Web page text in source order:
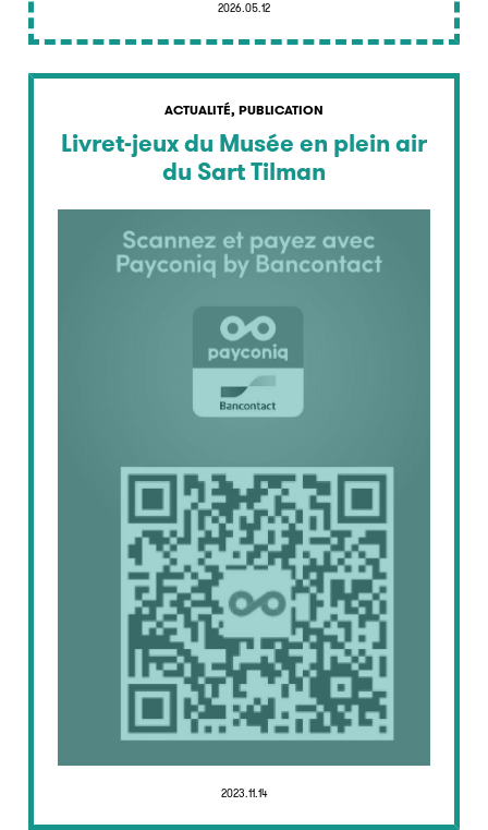
2026.05.12
ACTUALITÉ, PUBLICATION
Livret-jeux du Musée en plein air
du Sart Tilman
2023.11.14